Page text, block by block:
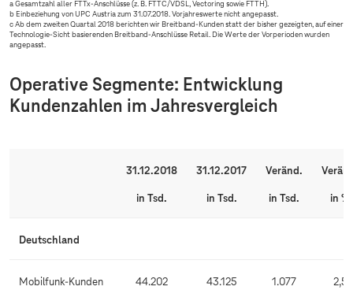
a Gesamtzahl aller FTTx-Anschlüsse (z. B. FTTC/VDSL, Vectoring sowie FTTH).
b Einbeziehung von UPC Austria zum 31.07.2018. Vorjahreswerte nicht angepasst.
c Ab dem zweiten Quartal 2018 berichten wir Breitband-Kunden statt der bisher gezeigten, auf einer
Technologie-Sicht basierenden Breitband-Anschlüsse Retail. Die Werte der Vorperioden wurden
angepasst.
Operative Segmente: Entwicklung
Kundenzahlen im Jahresvergleich
31.12.2018
in Tsd.
31.12.2017
in Tsd.
Veränd.
in Tsd. in %
Deutschland
Mobilfunk-Kunden 44.202 43.125 1.077 2,5